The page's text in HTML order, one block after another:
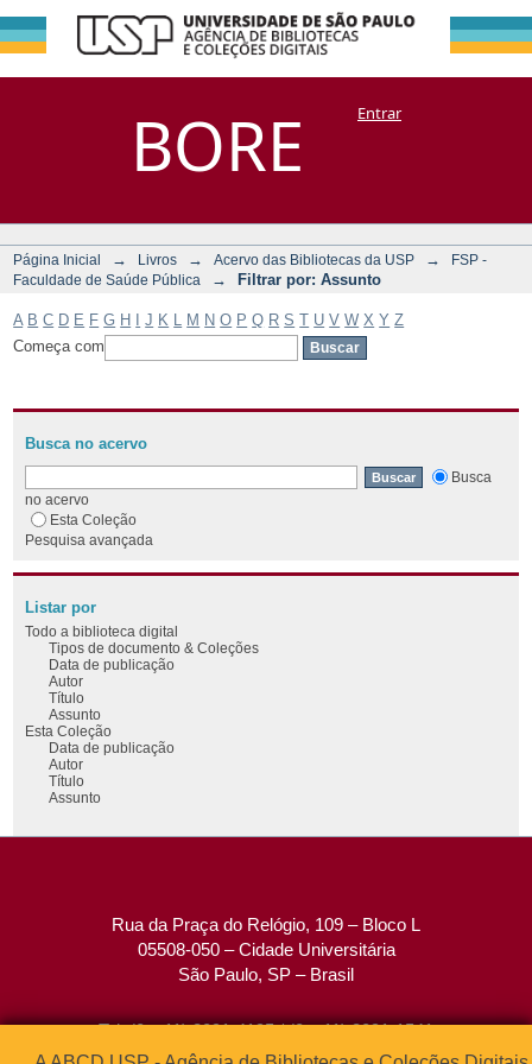
BORE
Filtrar por:
Assunto
DSpace/Manakin + CoriscoEntrar
Página Inicial → Livros → Acervo das Bibliotecas da USP →
FSP -
Faculdade de Saúde Pública
→ Filtrar por: Assunto
A B C D E F G H J K M N O P Q R S T U V W X Y Z
Começa com
Busca no acervo
Busca
no acervo
Esta Coleção
Pesquisa avançada
Listar por
Todo a biblioteca digital
Tipos de documento & Coleções
Data de publicação
Autor
Título
Assunto
Esta Coleção
Data de publicação
Autor
Título
Assunto
Rua da Praça do Relógio, 109 – Bloco L
05508-050 – Cidade Universitária
São Paulo, SP – Brasil
Tel: (0xx11) 3091-4195 / (0xx11) 3091-1541
Fax: (0xx11) 3091-1567